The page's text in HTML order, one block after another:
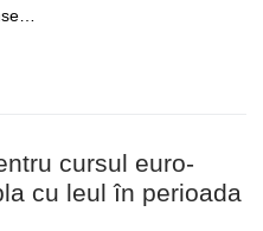
cursul euro-
cu leul în perioada